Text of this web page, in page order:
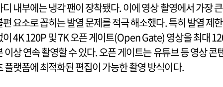
디 내부에는 냉각 팬이 장착됐다. 이에 영상 촬영에서 가장 큰
편 요소로 꼽히는 발열 문제를 적극 해소했다. 특히 발열 제한
이 4K 120P 및 7K 오픈 게이트(Open Gate) 영상을 최대
이상 연속 촬영할 수 있다. 오픈 게이트는 유튜브 등 영상 콘
플랫폼에 최적화된 편집이 가능한 촬영 방식이다.